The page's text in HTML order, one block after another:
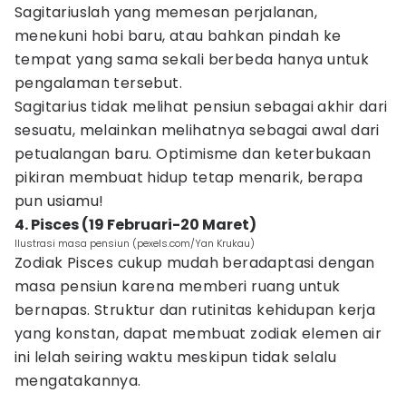
Sagitariuslah yang memesan perjalanan,
menekuni hobi baru, atau bahkan pindah ke
tempat yang sama sekali berbeda hanya untuk
pengalaman tersebut.
Sagitarius tidak melihat pensiun sebagai akhir dari
sesuatu, melainkan melihatnya sebagai awal dari
petualangan baru. Optimisme dan keterbukaan
pikiran membuat hidup tetap menarik, berapa
pun usiamu!
4. Pisces (19 Februari-20 Maret)
Ilustrasi masa pensiun (pexels.com/Yan Krukau)
Zodiak Pisces cukup mudah beradaptasi dengan
masa pensiun karena memberi ruang untuk
bernapas. Struktur dan rutinitas kehidupan kerja
yang konstan, dapat membuat zodiak elemen air
ini lelah seiring waktu meskipun tidak selalu
mengatakannya.